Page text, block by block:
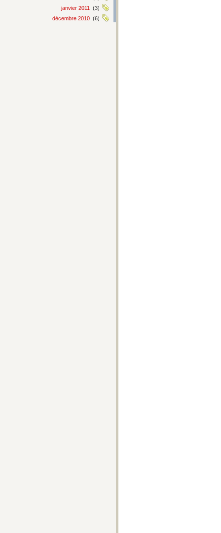
janvier 2011
(3)
décembre 2010 (6)